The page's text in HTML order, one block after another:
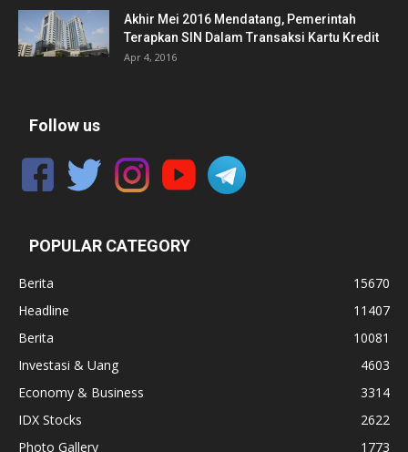
Akhir Mei 2016 Mendatang, Pemerintah
Terapkan SIN Dalam Transaksi Kartu Kredit
Apr 4, 2016
Follow us
POPULAR CATEGORY
Berita
15670
Headline
11407
Berita
10081
Investasi & Uang
4603
Economy & Business
3314
IDX Stocks
2622
Photo Gallery
1773